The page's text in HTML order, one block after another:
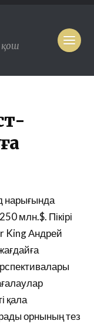
қош
нарығында
млн.$. Пікірі
King Андрей
қала
орнының тез